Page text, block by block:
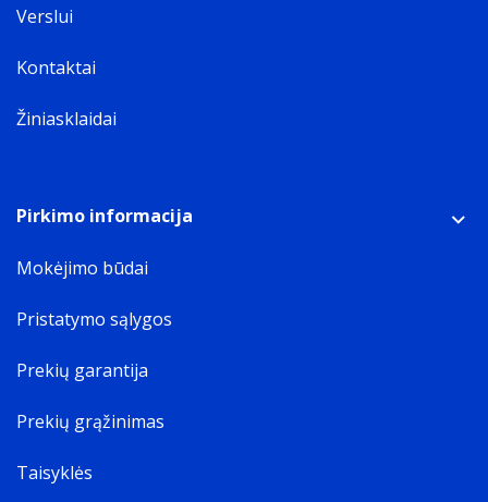
Verslui
Kontaktai
Žiniasklaidai
Pirkimo informacija
Mokėjimo būdai
Pristatymo sąlygos
Prekių garantija
Prekių grąžinimas
Taisyklės